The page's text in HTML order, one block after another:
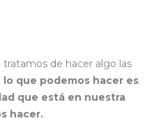
de hacer algo las
lo que podemos hacer es
que está en nuestra
hacer.